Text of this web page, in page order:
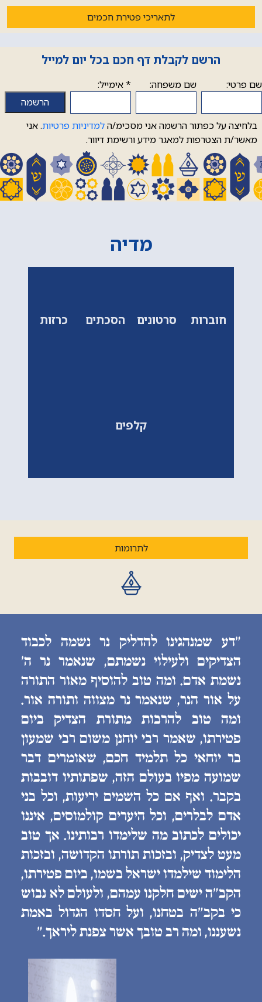
לתאריכי פטירת חכמים
הרשם לקבלת דף חכם בכל יום למייל
שם פרטי: שם משפחה: *אימייל:
בלחיצה על כפתור הרשמה אני מסכימ/הלמדיניות פרטיות. אני
מאשר/ת הצטרפות למאגר מידע ורשימת דיוור.
מדיה
חוברות סרטונים הסכתים כרזות
קלפים
לתרומות
״דע שמנהגינו להדליק נר נשמה לכבוד
הצדיקים ולעילוי נשמתם, שנאמר נר ה׳
נשמת אדם. ומה טוב להוסיף מאור התורה
על אור הנר, שנאמר נר מצווה ותורה אור.
ומה טוב להרבות מתורת הצדיק ביום
פטירתו, שאמר רבי יוחנן משום רבי שמעון
בר יוחאי כל תלמיד חכם, שאומרים דבר
שמועה מפיו בעולם הזה, שפתותיו דובבות
בקבר. ואף אם כל השמים יריעות, וכל בני
אדם לבלרים, וכל היערים קולמוסים, איננו
יכולים לכתוב מה שלימדו רבותינו. אך טוב
מעט לצדיק, ובזכות תורתו הקדושה, ובזכות
הלימוד שילמדו ישראל בשמו, ביום פטירתו,
הקב״ה ישים חלקנו עמהם, ולעולם לא נבוש
כי בקב״ה בטחנו, ועל חסדו הגדול באמת
נשעננו, ומה רב טובך אשר צפנת ליראך.״